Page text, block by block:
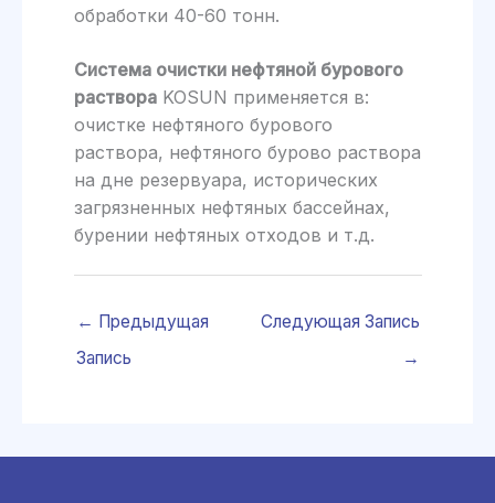
обработки 40-60 тонн.
Система очистки нефтяной бурового
раствораKOSUN применяется в:
очистке нефтяного бурового
раствора, нефтяного бурово раствора
на дне резервуара, исторических
загрязненных нефтяных бассейнах,
бурении нефтяных отходов и т.д.
← Предыдущая
Запись
Следующая Запись
→